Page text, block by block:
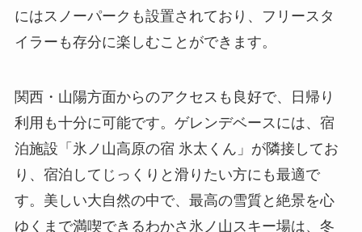
にはスノーパークも設置されており、フリースタ
イラーも存分に楽しむことができます。
関西・山陽方面からのアクセスも良好で、日帰り
利用も十分に可能です。ゲレンデベースには、宿
泊施設「氷ノ山高原の宿 氷太くん」が隣接してお
り、宿泊してじっくりと滑りたい方にも最適で
す。美しい大自然の中で、最高の雪質と絶景を心
ゆくまで満喫できるわかさ氷ノ山スキー場は、冬